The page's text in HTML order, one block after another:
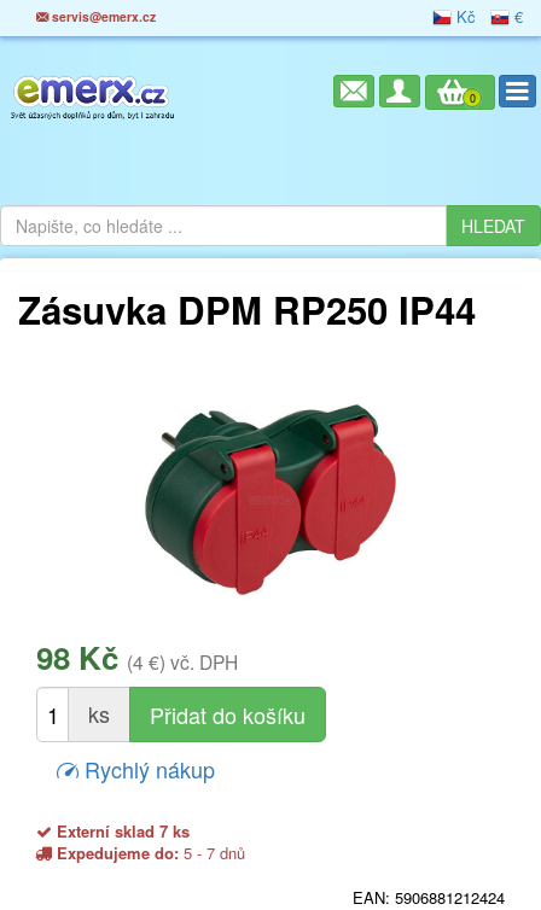
servis@emerx.cz Kč €
0
Zásuvka DPM RP250 IP44
98 Kč (4 €) vč. DPH
ks
Rychlý nákup
Externí sklad 7 ks
Expedujeme do: 5 - 7 dnů
EAN: 5906881212424